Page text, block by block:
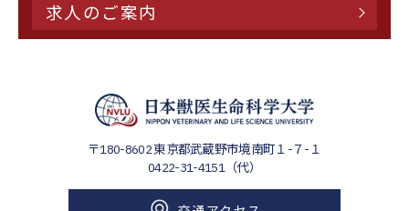
求人のご案内
〒180-8602東京都武蔵野市境南町１-７-１
0422-31-4151（代）